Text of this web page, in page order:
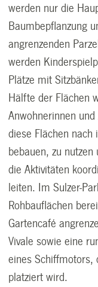
werden nur die
Baumbepflanzung
angrenzenden
werden
Plätze mit
Hälfte der Flächen
Anwohnerinnen
diese Flächen nach
bebauen, zu
die Aktivitäten
leiten. Im Sulzer-
Rohbauflächen
Gartencafé
Vivale sowie eine
eines Schiffmotors,
platziert wird.